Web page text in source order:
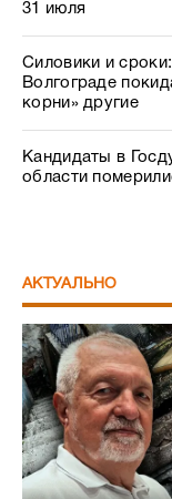
31 июля
Силовики и
Волгограде
корни» другие
Кандидаты в
области
АКТУАЛЬНО